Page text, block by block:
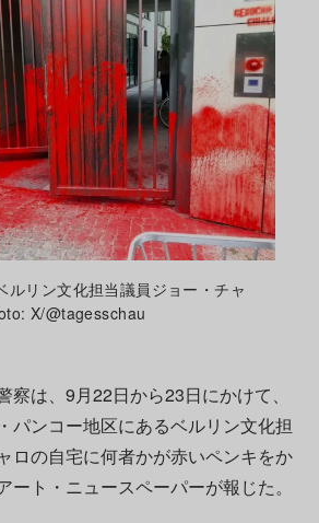
ルリン文化担当議員ジョー・チャ
X/@tagesschau
察は、9月22日から23日にかけて、
パンコー地区にあるベルリン文化担
ロの自宅に何者かが赤いペンキをか
ート・ニュースペーパーが報じた。